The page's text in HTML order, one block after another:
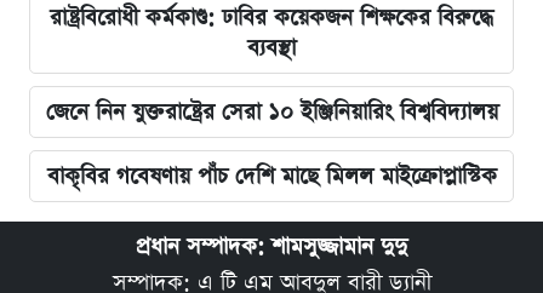
রাষ্ট্রবিরোধী কর্মকাণ্ড: ঢাবির কয়েকজন শিক্ষকের বিরুদ্ধে
ব্যবস্থা
জেনে নিন যুক্তরাষ্ট্রের সেরা ১০ ইঞ্জিনিয়ারিং বিশ্ববিদ্যালয়
বাকৃবির গবেষণায় পাঁচ দেশি মাছে মিলল মাইক্রোপ্লাস্টিক
প্রধান সম্পাদক: শামসুজ্জামান দুদু
সম্পাদক: এ টি এম আবদুল বারী ড্যানী